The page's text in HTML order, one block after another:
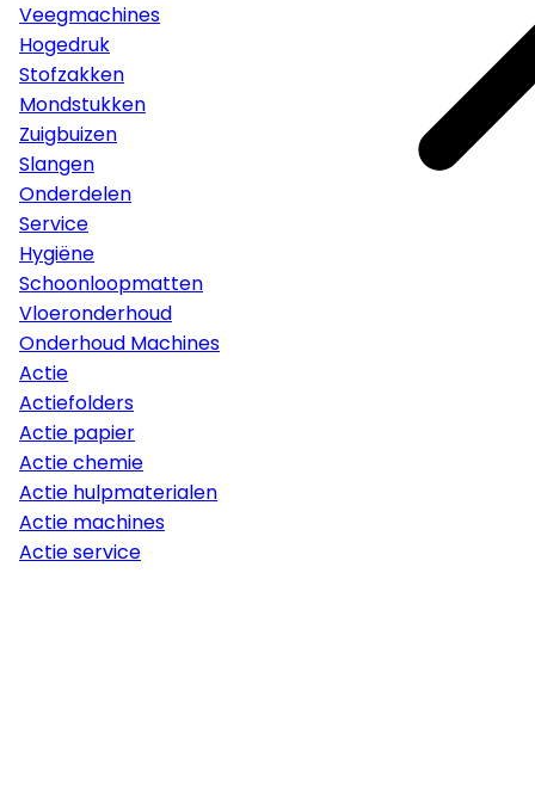
Veegmachines
Hogedruk
Stofzakken
Mondstukken
Zuigbuizen
Slangen
Onderdelen
Service
Hygiëne
Schoonloopmatten
Vloeronderhoud
Onderhoud Machines
Actie
Actiefolders
Actie papier
Actie chemie
Actie hulpmaterialen
Actie machines
Actie service